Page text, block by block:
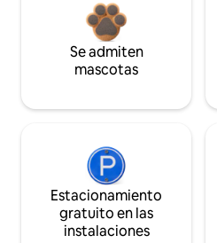
Se admiten
mascotas
Estacionamiento
gratuito en las
instalaciones